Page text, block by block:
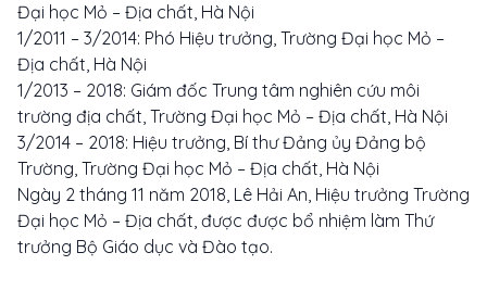
Đại học Mỏ – Địa chất, Hà Nội
1/2011 – 3/2014: Phó Hiệu trưởng, Trường Đại học Mỏ –
Địa chất, Hà Nội
1/2013 – 2018: Giám đốc Trung tâm nghiên cứu môi
trường địa chất, Trường Đại học Mỏ – Địa chất, Hà Nội
3/2014 – 2018: Hiệu trưởng, Bí thư Đảng ủy Đảng bộ
Trường, Trường Đại học Mỏ – Địa chất, Hà Nội
Ngày 2 tháng 11 năm 2018, Lê Hải An, Hiệu trưởng Trường
Đại học Mỏ – Địa chất, được được bổ nhiệm làm Thứ
trưởng Bộ Giáo dục và Đào tạo.